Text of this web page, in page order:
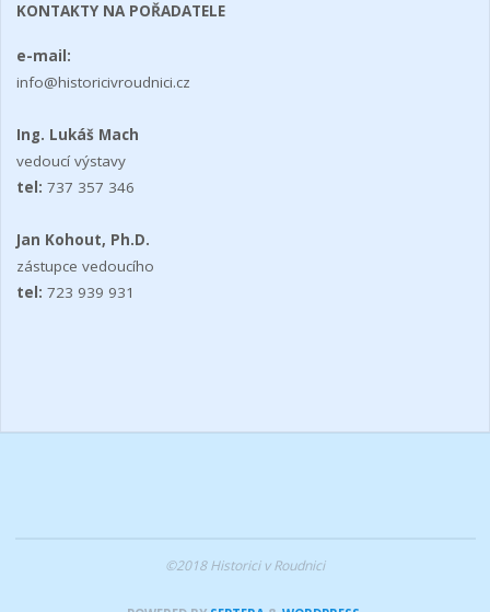
KONTAKTY NA POŘADATELE
e-mail:
info@historicivroudnici.cz
Ing. Lukáš Mach
vedoucí výstavy
tel: 737 357 346
Jan Kohout, Ph.D.
zástupce vedoucího
tel: 723 939 931
©2018 Historici v Roudnici